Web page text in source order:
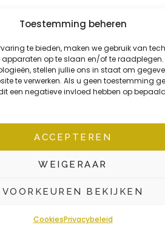
Toestemming beheren
te bieden, maken we gebruik van
op te slaan en/of te
stellen jullie ons in staat om
te verwerken. Als u geen toestemming
een negatieve invloed hebben op
ACCEPTEREN
WEIGERAAR
VOORKEUREN BEKIJKEN
CookiesPrivacybeleid